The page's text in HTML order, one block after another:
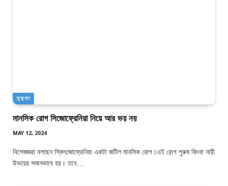
সুস্থতা
মানসিক রোগ সিজোফ্রেনিয়া নিয়ে আর ভয় নয়
MAY 12, 2024
বিশেষজ্ঞরা বলছেন স্কিৎজোফ্রেনিয়া একটা জটিল মানসিক রোগ।এই রোগ পুরুষ কিংবা নারী
উভয়ের সমানভাবে হয়। তবে…